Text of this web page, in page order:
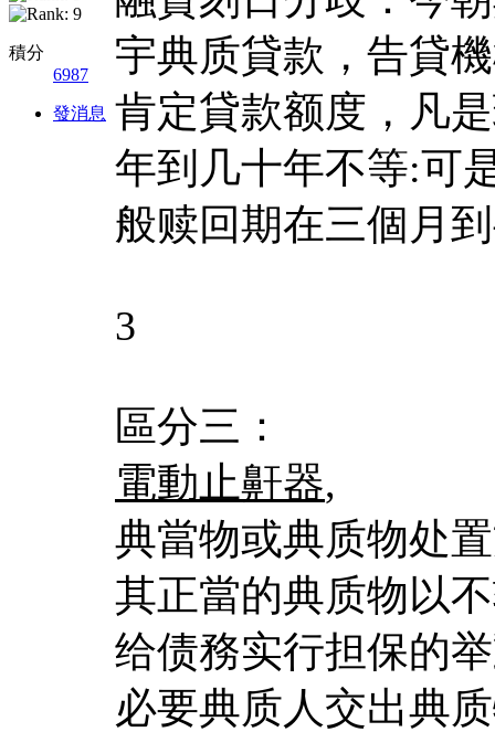
積分
6987
發消息
宇典质貸款，告貸
肯定貸款额度，凡
年到几十年不等:可
般赎回期在三個月
3
區分三：
電動止鼾器,
典當物或典质物处
其正當的典质物以
给债務实行担保的
必要典质人交出典